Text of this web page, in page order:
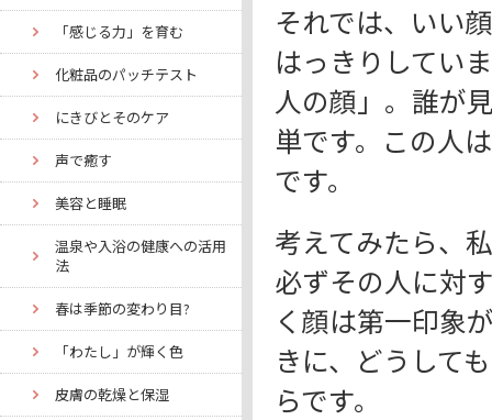
「感じる力」を育む
化粧品のパッチテスト
にきびとそのケア
声で癒す
美容と睡眠
温泉や入浴の健康への活用
法
春は季節の変わり目?
「わたし」が輝く色
皮膚の乾燥と保湿
それでは、いい
はっきりしてい
人の顔」。誰が
単です。この人
です。
考えてみたら、
必ずその人に対
く顔は第一印象
きに、どうして
らです。